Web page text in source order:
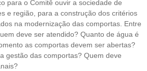
para o Comitê ouvir a sociedade de
e região, para a construção dos critérios
na modernização das comportas. Entre
deve ser atendido? Quanto de água é
as comportas devem ser abertas?
gestão das comportas? Quem deve